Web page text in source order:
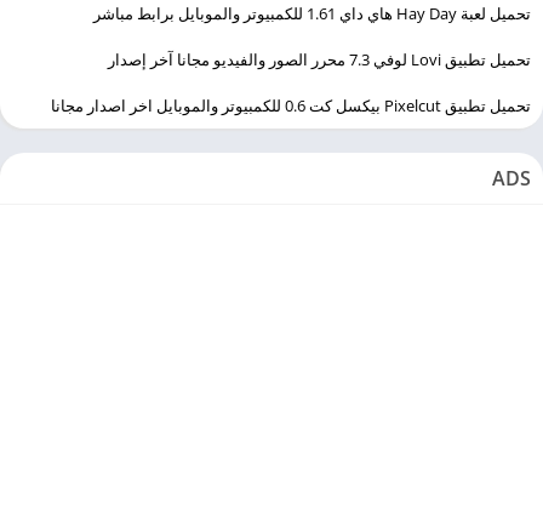
تحميل لعبة Hay Day هاي داي 1.61 للكمبيوتر والموبايل برابط مباشر
تحميل تطبيق Lovi لوفي 7.3 محرر الصور والفيديو مجانا آخر إصدار
تحميل تطبيق Pixelcut بيكسل كت 0.6 للكمبيوتر والموبايل اخر اصدار مجانا
ADS